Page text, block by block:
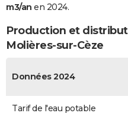
m3/an en 2024.
Production et
Molières-sur-Cèze
Données 2024
Tarif de l'eau potable